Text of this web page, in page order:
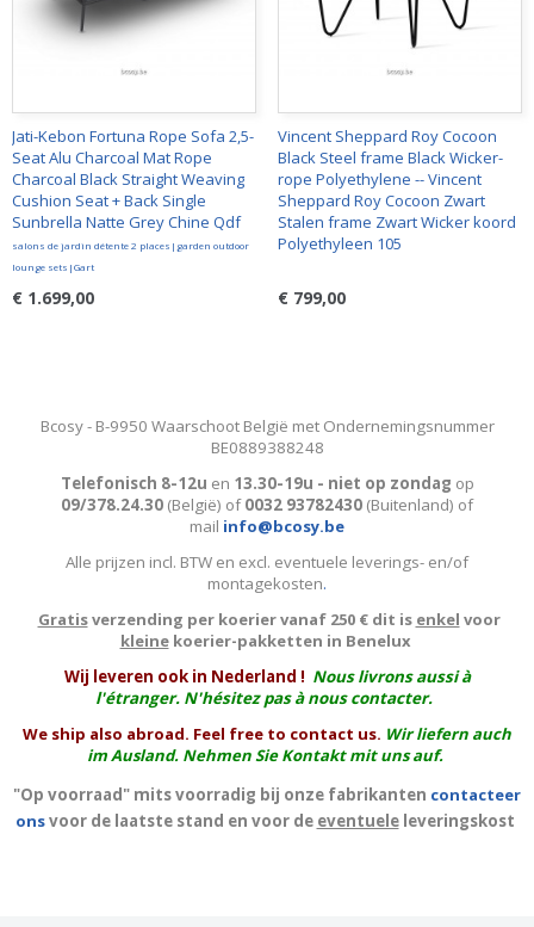
Jati-Kebon Fortuna Rope Sofa 2,5-
Seat Alu Charcoal Mat Rope
Charcoal Black Straight Weaving
Cushion Seat + Back Single
Sunbrella Natte Grey Chine Qdf
salons de jardin détente 2 places|garden outdoor
lounge sets|Gart
€ 1.699,00
Vincent Sheppard Roy Cocoon
Black Steel frame Black Wicker-
rope Polyethylene -- Vincent
Sheppard Roy Cocoon Zwart
Stalen frame Zwart Wicker koord
Polyethyleen 105
€ 799,00
Bcosy - B-9950 Waarschoot België met Ondernemingsnummer
BE0889388248
Telefonisch 8-12u en 13.30-19u - niet op zondag op
09/378.24.30 (België) of0032 93782430 (Buitenland) of
mail info@bcosy.be
Alle prijzen incl. BTW en excl. eventuele leverings- en/of
montagekosten.
Gratisverzending per koerier vanaf 250 € dit is enkel voor
kleinekoerier-pakketten in Benelux
Wij leveren ook in Nederland ! Nous livrons aussi à
l'étranger. N'hésitez pas à nous contacter.
We ship also abroad. Feel free to contact us. Wir liefern auch
im Ausland. Nehmen Sie Kontakt mit uns auf.
"Op voorraad" mits voorradig bij onze fabrikanten contacteer
onsvoor de laatste stand en voor de eventueleleveringskost